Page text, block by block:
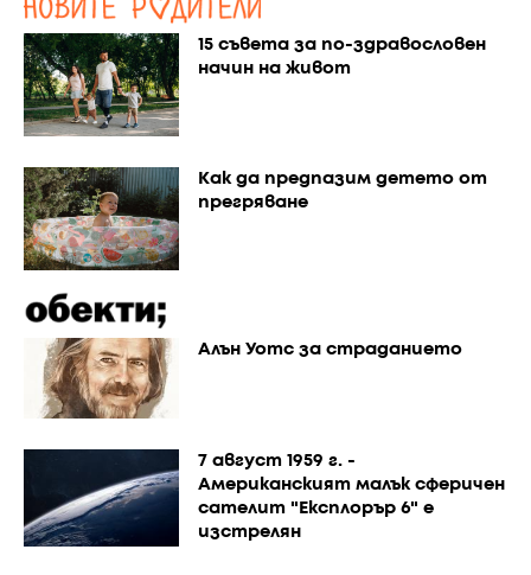
15 съвета за по-здравословен
начин на живот
Как да предпазим детето от
прегряване
Алън Уотс за страданието
7 август 1959 г. -
Американският малък сферичен
сателит "Експлорър 6" е
изстрелян